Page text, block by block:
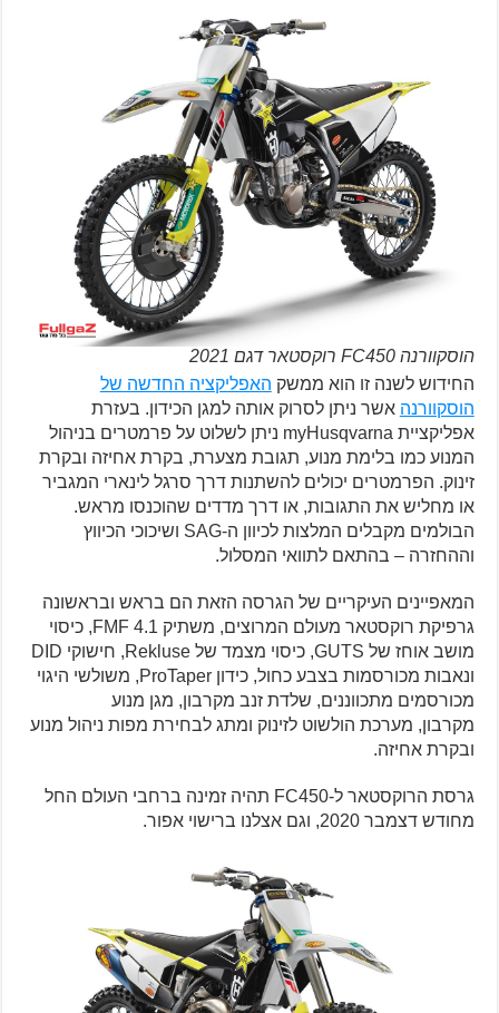
הוסקוורנה FC450 רוקסטאר דגם 2021
החידוש לשנה זו הוא ממשק האפליקציה החדשה של
הוסקוורנה אשר ניתן לסרוק אותה למגן הכידון. בעזרת
אפליקציית myHusqvarna ניתן לשלוט על פרמטרים בניהול
המנוע כמו בלימת מנוע, תגובת מצערת, בקרת אחיזה ובקרת
זינוק. הפרמטרים יכולים להשתנות דרך סרגל לינארי המגביר
או מחליש את התגובות, או דרך מדדים שהוכנסו מראש.
הבולמים מקבלים המלצות לכיוון ה-SAG ושיכוכי הכיווץ
וההחזרה – בהתאם לתוואי המסלול.
המאפיינים העיקריים של הגרסה הזאת הם בראש ובראשונה
גרפיקת רוקסטאר מעולם המרוצים, משתיק FMF 4.1, כיסוי
מושב אוחז של GUTS, כיסוי מצמד של Rekluse, חישוקי DID
ונאבות מכורסמות בצבע כחול, כידון ProTaper, משולשי היגוי
מכורסמים מתכווננים, שלדת זנב מקרבון, מגן מנוע
מקרבון, מערכת הולשוט לזינוק ומתג לבחירת מפות ניהול מנוע
ובקרת אחיזה.
גרסת הרוקסטאר ל-FC450 תהיה זמינה ברחבי העולם החל
מחודש דצמבר 2020, וגם אצלנו ברישוי אפור.